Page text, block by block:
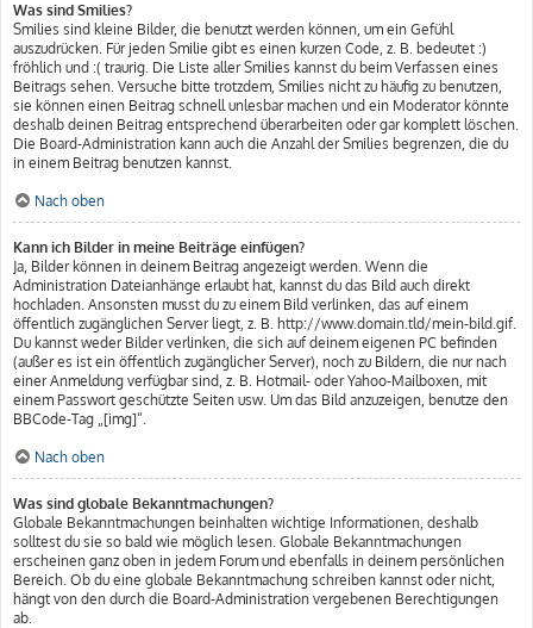
Was sind Smilies?
Smilies sind kleine Bilder, die benutzt werden können, um ein Gefühl
auszudrücken. Für jeden Smilie gibt es einen kurzen Code, z. B. bedeutet :)
fröhlich und :( traurig. Die Liste aller Smilies kannst du beim Verfassen eines
Beitrags sehen. Versuche bitte trotzdem, Smilies nicht zu häufig zu benutzen,
sie können einen Beitrag schnell unlesbar machen und ein Moderator könnte
deshalb deinen Beitrag entsprechend überarbeiten oder gar komplett löschen.
Die Board-Administration kann auch die Anzahl der Smilies begrenzen, die du
in einem Beitrag benutzen kannst.
Nach oben
Kann ich Bilder in meine Beiträge einfügen?
Ja, Bilder können in deinem Beitrag angezeigt werden. Wenn die
Administration Dateianhänge erlaubt hat, kannst du das Bild auch direkt
hochladen. Ansonsten musst du zu einem Bild verlinken, das auf einem
öffentlich zugänglichen Server liegt, z. B. http://www.domain.tld/mein-bild.gif.
Du kannst weder Bilder verlinken, die sich auf deinem eigenen PC befinden
(außer es ist ein öffentlich zugänglicher Server), noch zu Bildern, die nur nach
einer Anmeldung verfügbar sind, z. B. Hotmail- oder Yahoo-Mailboxen, mit
einem Passwort geschützte Seiten usw. Um das Bild anzuzeigen, benutze den
BBCode-Tag „[img]“.
Nach oben
Was sind globale Bekanntmachungen?
Globale Bekanntmachungen beinhalten wichtige Informationen, deshalb
solltest du sie so bald wie möglich lesen. Globale Bekanntmachungen
erscheinen ganz oben in jedem Forum und ebenfalls in deinem persönlichen
Bereich. Ob du eine globale Bekanntmachung schreiben kannst oder nicht,
hängt von den durch die Board-Administration vergebenen Berechtigungen
ab.